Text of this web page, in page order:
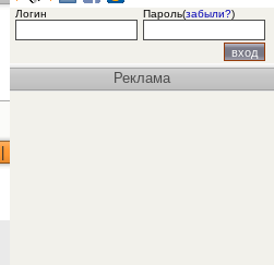
Логин Пароль(забыли?)
Реклама